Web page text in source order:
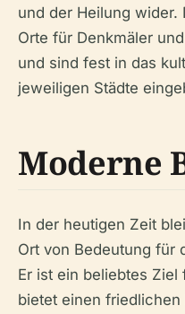
und der Heilung wider.
Orte für Denkmäler
und sind fest in das
jeweiligen Städte
Moderne
In der heutigen Zeit
Ort von Bedeutung für
Er ist ein beliebtes
bietet einen